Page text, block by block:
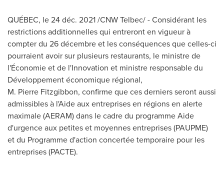
QUÉBEC, le 24 déc. 2021/CNW Telbec/ - Considérant les
restrictions additionnelles qui entreront en vigueur à
compter du 26 décembre et les conséquences que celles-ci
pourraient avoir sur plusieurs restaurants, le ministre de
l'Économie et de l'Innovation et ministre responsable du
Développement économique régional,
M. Pierre Fitzgibbon, confirme que ces derniers seront aussi
admissibles à l'Aide aux entreprises en régions en alerte
maximale (AERAM) dans le cadre du programme Aide
d'urgence aux petites et moyennes entreprises (PAUPME)
et du Programme d'action concertée temporaire pour les
entreprises (PACTE).